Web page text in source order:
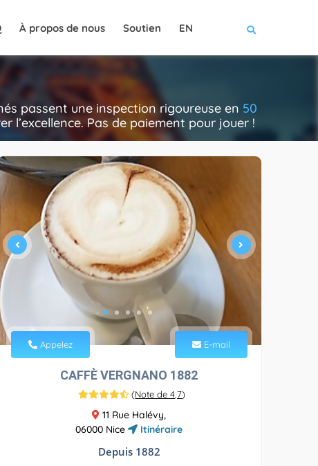
À propos de nous Soutien EN
passent une inspection rigoureuse en 50
l’excellence. Pas de paiement pour jouer !
Appelez E-mail
CAFFÈ VERGNANO 1882
(Note de 4,7)
11 Rue Halévy,
06000 Nice
Itinéraire
Depuis 1882